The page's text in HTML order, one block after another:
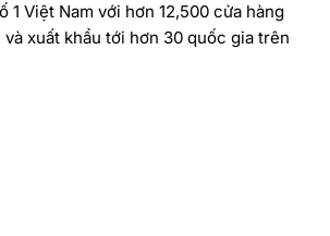
1 Việt Nam với hơn 12,500 cửa hàng
xuất khẩu tới hơn 30 quốc gia trên